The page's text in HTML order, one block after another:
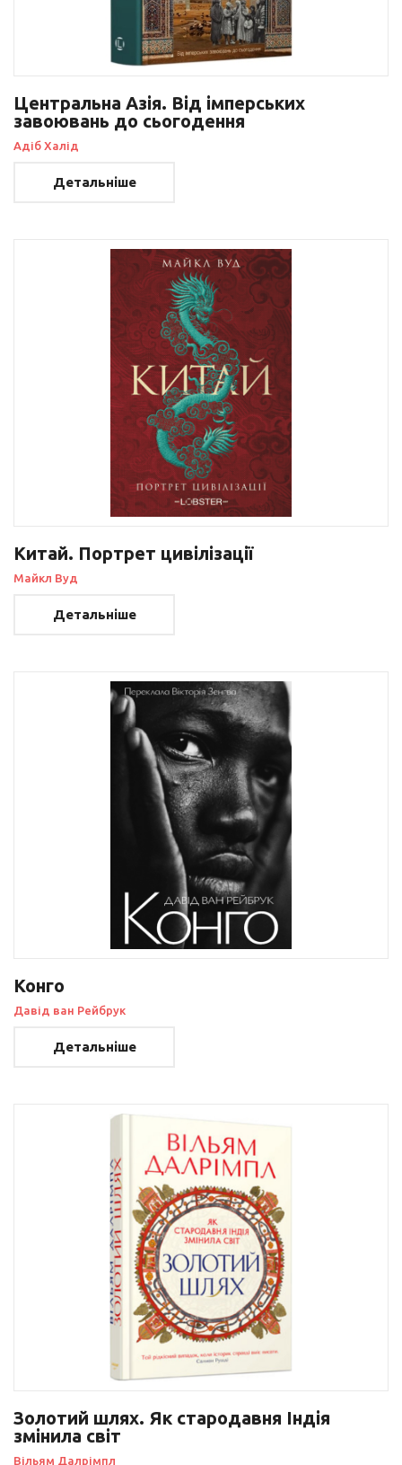
Центральна Азія. Від імперських
завоювань до сьогодення
Адіб Халід
Детальніше
Китай. Портрет цивілізації
Майкл Вуд
Детальніше
Конго
Давід ван Рейбрук
Детальніше
Золотий шлях. Як стародавня Індія
змінила світ
Вільям Далрімпл